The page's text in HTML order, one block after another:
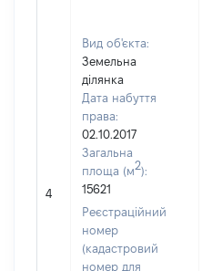
4
Вид об'єкта:
Земельна
ділянка
Дата набуття
права:
02.10.2017
Загальна
площа (м2):
15621
Реєстраційний
номер
(кадастровий
номер для